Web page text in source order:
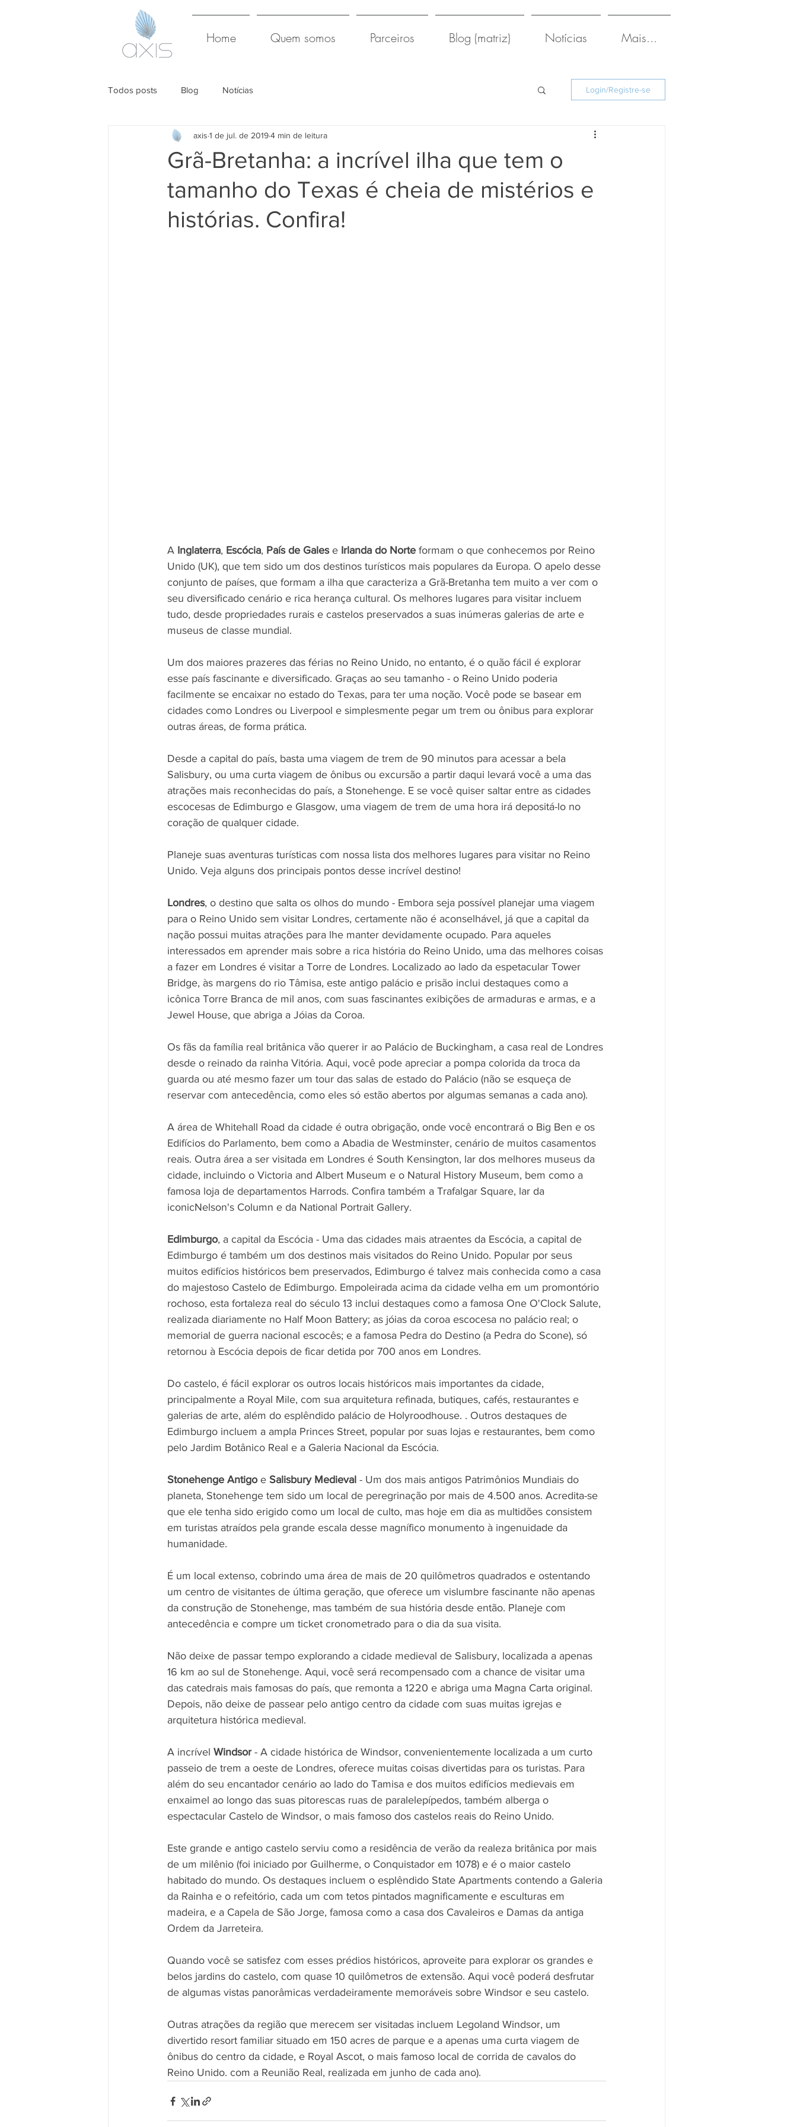
Home Quem somos Parceiros Blog (matriz) Notícias Mais...
Todos posts Blog Notícias Login/Registre-se
Grã-Bretanha: a incrível ilha que tem o
tamanho do Texas é cheia de mistérios e
histórias. Confira!
axis 1 de jul. de 20194 min de leitura
A Inglaterra, Escócia, País de Gales e Irlanda do Norte formam o que conhecemos por Reino
Unido (UK), que tem sido um dos destinos turísticos mais populares da Europa. O apelo desse
conjunto de países, que formam a ilha que caracteriza a Grã-Bretanha tem muito a ver com o
seu diversificado cenário e rica herança cultural. Os melhores lugares para visitar incluem
tudo, desde propriedades rurais e castelos preservados a suas inúmeras galerias de arte e
museus de classe mundial.
Um dos maiores prazeres das férias no Reino Unido, no entanto, é o quão fácil é explorar
esse país fascinante e diversificado. Graças ao seu tamanho - o Reino Unido poderia
facilmente se encaixar no estado do Texas, para ter uma noção. Você pode se basear em
cidades como Londres ou Liverpool e simplesmente pegar um trem ou ônibus para explorar
outras áreas, de forma prática.
Desde a capital do país, basta uma viagem de trem de 90 minutos para acessar a bela
Salisbury, ou uma curta viagem de ônibus ou excursão a partir daqui levará você a uma das
atrações mais reconhecidas do país, a Stonehenge. E se você quiser saltar entre as cidades
escocesas de Edimburgo e Glasgow, uma viagem de trem de uma hora irá depositá-lo no
coração de qualquer cidade.
Planeje suas aventuras turísticas com nossa lista dos melhores lugares para visitar no Reino
Unido. Veja alguns dos principais pontos desse incrível destino!
Londres, o destino que salta os olhos do mundo - Embora seja possível planejar uma viagem
para o Reino Unido sem visitar Londres, certamente não é aconselhável, já que a capital da
nação possui muitas atrações para lhe manter devidamente ocupado. Para aqueles
interessados ​​em aprender mais sobre a rica história do Reino Unido, uma das melhores coisas
a fazer em Londres é visitar a Torre de Londres. Localizado ao lado da espetacular Tower
Bridge, às margens do rio Tâmisa, este antigo palácio e prisão inclui destaques como a
icônica Torre Branca de mil anos, com suas fascinantes exibições de armaduras e armas, e a
Jewel House, que abriga a Jóias da Coroa.
Os fãs da família real britânica vão querer ir ao Palácio de Buckingham, a casa real de Londres
desde o reinado da rainha Vitória. Aqui, você pode apreciar a pompa colorida da troca da
guarda ou até mesmo fazer um tour das salas de estado do Palácio (não se esqueça de
reservar com antecedência, como eles só estão abertos por algumas semanas a cada ano).
A área de Whitehall Road da cidade é outra obrigação, onde você encontrará o Big Ben e os
Edifícios do Parlamento, bem como a Abadia de Westminster, cenário de muitos casamentos
reais. Outra área a ser visitada em Londres é South Kensington, lar dos melhores museus da
cidade, incluindo o Victoria and Albert Museum e o Natural History Museum, bem como a
famosa loja de departamentos Harrods. Confira também a Trafalgar Square, lar da
iconicNelson's Column e da National Portrait Gallery.
Edimburgo, a capital da Escócia - Uma das cidades mais atraentes da Escócia, a capital de
Edimburgo é também um dos destinos mais visitados do Reino Unido. Popular por seus
muitos edifícios históricos bem preservados, Edimburgo é talvez mais conhecida como a casa
do majestoso Castelo de Edimburgo. Empoleirada acima da cidade velha em um promontório
rochoso, esta fortaleza real do século 13 inclui destaques como a famosa One O'Clock Salute,
realizada diariamente no Half Moon Battery; as jóias da coroa escocesa no palácio real; o
memorial de guerra nacional escocês; e a famosa Pedra do Destino (a Pedra do Scone), só
retornou à Escócia depois de ficar detida por 700 anos em Londres.
Do castelo, é fácil explorar os outros locais históricos mais importantes da cidade,
principalmente a Royal Mile, com sua arquitetura refinada, butiques, cafés, restaurantes e
galerias de arte, além do esplêndido palácio de Holyroodhouse. . Outros destaques de
Edimburgo incluem a ampla Princes Street, popular por suas lojas e restaurantes, bem como
pelo Jardim Botânico Real e a Galeria Nacional da Escócia.
Stonehenge Antigo e Salisbury Medieval - Um dos mais antigos Patrimônios Mundiais do
planeta, Stonehenge tem sido um local de peregrinação por mais de 4.500 anos. Acredita-se
que ele tenha sido erigido como um local de culto, mas hoje em dia as multidões consistem
em turistas atraídos pela grande escala desse magnífico monumento à ingenuidade da
humanidade.
É um local extenso, cobrindo uma área de mais de 20 quilômetros quadrados e ostentando
um centro de visitantes de última geração, que oferece um vislumbre fascinante não apenas
da construção de Stonehenge, mas também de sua história desde então. Planeje com
antecedência e compre um ticket cronometrado para o dia da sua visita.
Não deixe de passar tempo explorando a cidade medieval de Salisbury, localizada a apenas
16 km ao sul de Stonehenge. Aqui, você será recompensado com a chance de visitar uma
das catedrais mais famosas do país, que remonta a 1220 e abriga uma Magna Carta original.
Depois, não deixe de passear pelo antigo centro da cidade com suas muitas igrejas e
arquitetura histórica medieval.
A incrível Windsor - A cidade histórica de Windsor, convenientemente localizada a um curto
passeio de trem a oeste de Londres, oferece muitas coisas divertidas para os turistas. Para
além do seu encantador cenário ao lado do Tamisa e dos muitos edifícios medievais em
enxaimel ao longo das suas pitorescas ruas de paralelepípedos, também alberga o
espectacular Castelo de Windsor, o mais famoso dos castelos reais do Reino Unido.
Este grande e antigo castelo serviu como a residência de verão da realeza britânica por mais
de um milênio (foi iniciado por Guilherme, o Conquistador em 1078) e é o maior castelo
habitado do mundo. Os destaques incluem o esplêndido State Apartments contendo a Galeria
da Rainha e o refeitório, cada um com tetos pintados magnificamente e esculturas em
madeira, e a Capela de São Jorge, famosa como a casa dos Cavaleiros e Damas da antiga
Ordem da Jarreteira.
Quando você se satisfez com esses prédios históricos, aproveite para explorar os grandes e
belos jardins do castelo, com quase 10 quilômetros de extensão. Aqui você poderá desfrutar
de algumas vistas panorâmicas verdadeiramente memoráveis ​​sobre Windsor e seu castelo.
Outras atrações da região que merecem ser visitadas incluem Legoland Windsor, um
divertido resort familiar situado em 150 acres de parque e a apenas uma curta viagem de
ônibus do centro da cidade, e Royal Ascot, o mais famoso local de corrida de cavalos do
Reino Unido. com a Reunião Real, realizada em junho de cada ano).